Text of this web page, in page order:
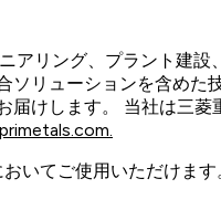
アリング、プラント建設
リューションを含めた
けします。 当社は三
いてご使用いただけま